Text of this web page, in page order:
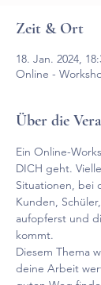
Zeit & Ort
18. Jan. 2024,
Online -
Über die
Ein Online-
DICH geht.
Situationen, bei
Kunden,
aufopferst und
kommt.
Diesem Thema
deine Arbeit